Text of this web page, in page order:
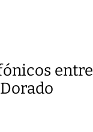
entre